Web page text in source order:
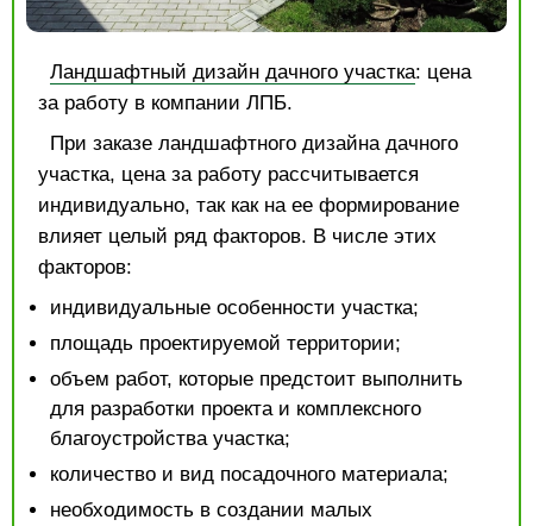
Ландшафтный дизайн дачного участка: цена
за работу в компании ЛПБ.
При заказе ландшафтного дизайна дачного
участка, цена за работу рассчитывается
индивидуально, так как на ее формирование
влияет целый ряд факторов. В числе этих
факторов:
индивидуальные особенности участка;
площадь проектируемой территории;
объем работ, которые предстоит выполнить
для разработки проекта и комплексного
благоустройства участка;
количество и вид посадочного материала;
необходимость в создании малых